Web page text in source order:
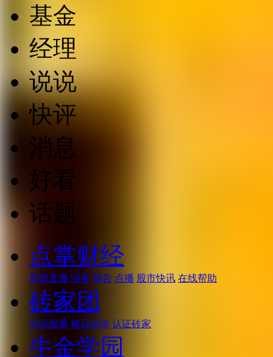
基金
经理
说说
快评
消息
好看
话题
点掌财经
股票直播 回看 预告 点播 股市快讯 在线帮助
砖家团
说说股票 精品说说 认证砖家
牛金学园